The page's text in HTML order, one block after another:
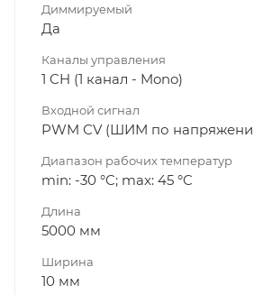
Диммируeмый
Да
Каналы управления
1 CH (1 канал - Mono)
Входной сигнал
PWM СV (ШИМ по
Диапазон рабочих температур
min: -30 °C; max: 45 °C
Длина
5000 мм
Ширина
10 мм